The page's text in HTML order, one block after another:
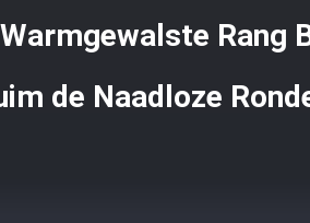
Rang
de Naadloze